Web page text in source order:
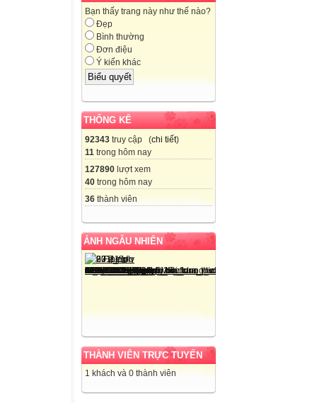
Bạn thấy trang này như thế nào?
Đẹp
Bình thường
Đơn điệu
Ý kiến khác
THỐNG KÊ
92343 truy cập (chi tiết)
11 trong hôm nay
127890 lượt xem
40 trong hôm nay
36 thành viên
ẢNH NGẪU NHIÊN
THÀNH VIÊN TRỰC TUYẾN
1 khách và 0 thành viên